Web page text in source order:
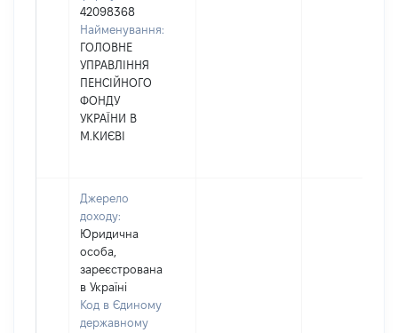
42098368
Найменування:
ГОЛОВНЕ
УПРАВЛІННЯ
ПЕНСІЙНОГО
ФОНДУ
УКРАЇНИ В
М.КИЄВІ
Джерело
доходу:
Юридична
особа,
зареєстрована
в Україні
Код в Єдиному
державному